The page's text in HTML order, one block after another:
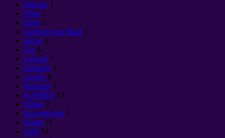
Bierger 1
Sënn 7
Suen 5
Geescht vun Maat 1
devas 4
Fra 6
Liewen 7
Kënscht 3
Gesetz 8
Konscht 1
KARMA 13
Klima 2
Колдовство 1
Raum 71
Léift 51